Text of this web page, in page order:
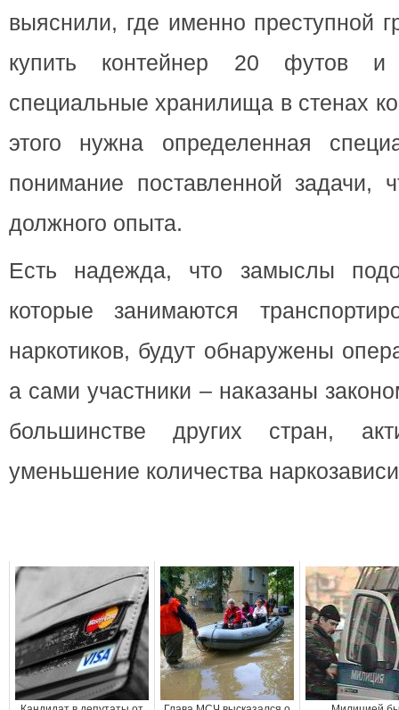
выяснили, где именно преступной
купить контейнер 20 футов и
специальные хранилища в стенах
этого нужна определенная
понимание поставленной задачи,
должного опыта.
Есть надежда, что замыслы
которые занимаются
наркотиков, будут обнаружены
а сами участники – наказаны
большинстве других стран,
уменьшение количества